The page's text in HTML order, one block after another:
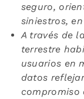
seguro,
siniestros,
A través de
terrestre
usuarios en
datos
compromiso